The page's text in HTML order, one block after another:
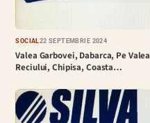
SOCIAL 22 SEPTEMBRIE 2024
Valea Garbovei, Dabarca, Pe Valea
Reciului, Chipisa, Coasta…